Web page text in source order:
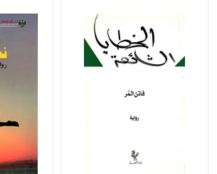
مطرزات
حقائب
عن
حسابك